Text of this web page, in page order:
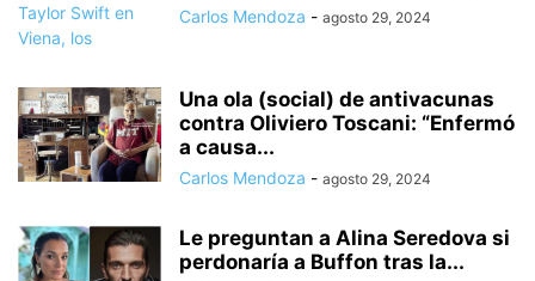
Carlos Mendoza - agosto 29, 2024
Una ola (social) de antivacunas
contra Oliviero Toscani: “Enfermó
a causa...
Carlos Mendoza - agosto 29, 2024
Le preguntan a Alina Seredova si
perdonaría a Buffon tras la...